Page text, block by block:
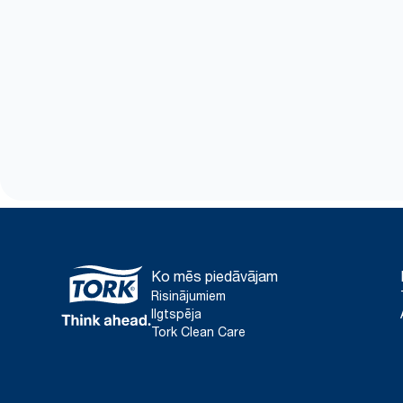
Ko mēs piedāvājam
Risinājumiem
Ilgtspēja
Tork Clean Care